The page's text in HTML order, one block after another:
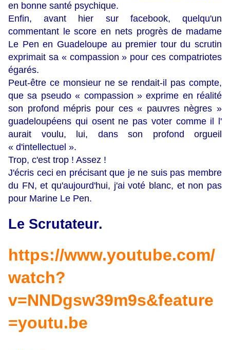
en bonne santé psychique.
Enfin, avant hier sur facebook, quelqu'un
commentant le score en nets progrès de madame
Le Pen en Guadeloupe au premier tour du scrutin
exprimait sa « compassion » pour ces compatriotes
égarés.
Peut-être ce monsieur ne se rendait-il pas compte,
que sa pseudo « compassion » exprime en réalité
son profond mépris pour ces « pauvres nègres »
guadeloupéens qui osent ne pas voter comme il l'
aurait voulu, lui, dans son profond orgueil
« d'intellectuel ».
Trop, c'est trop ! Assez !
J'écris ceci en précisant que je ne suis pas membre
du FN, et qu'aujourd'hui, j'ai voté blanc, et non pas
pour Marine Le Pen.
Le Scrutateur.
https://www.youtube.com/
watch?
v=NNDgsw39m9s&feature
=youtu.be